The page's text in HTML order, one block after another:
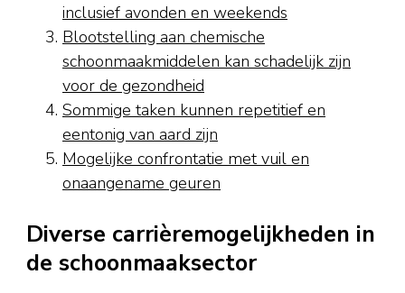
inclusief avonden en weekends
Blootstelling aan chemische
schoonmaakmiddelen kan schadelijk zijn
voor de gezondheid
Sommige taken kunnen repetitief en
eentonig van aard zijn
Mogelijke confrontatie met vuil en
onaangename geuren
Diverse carrièremogelijkheden in
de schoonmaaksector